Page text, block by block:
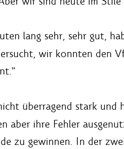
lang sehr, sehr gut,
wir konnten den
überragend stark und
aber ihre Fehler
zu gewinnen. In der